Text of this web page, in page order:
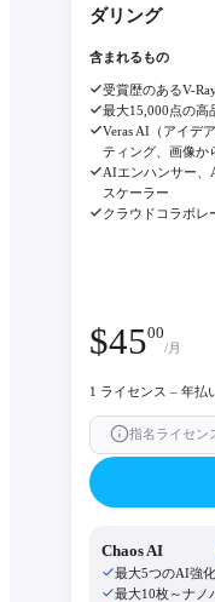
ダリング
含まれるもの
受賞歴のあるV-
最大15,000点の高
Veras AI（アイデ
ティング、画像か
AIエンハンサー
スケーラー
クラウドコラボレ
$4500
/月
1 ライセンス – 年払
指名ライセン
Chaos AI
最大5つのAI強
最大10枚～ナノ